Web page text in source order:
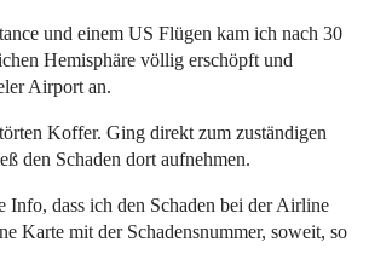
und einem US Flügen kam ich nach 30
Hemisphäre völlig erschöpft und
Airport an.
Koffer. Ging direkt zum zuständigen
den Schaden dort aufnehmen.
Info, dass ich den Schaden bei der Airline
Karte mit der Schadensnummer, soweit, so